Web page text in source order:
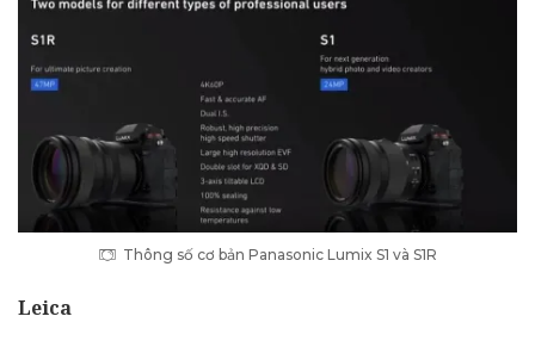
Thông số cơ bản Panasonic Lumix S1 và S1R
Leica